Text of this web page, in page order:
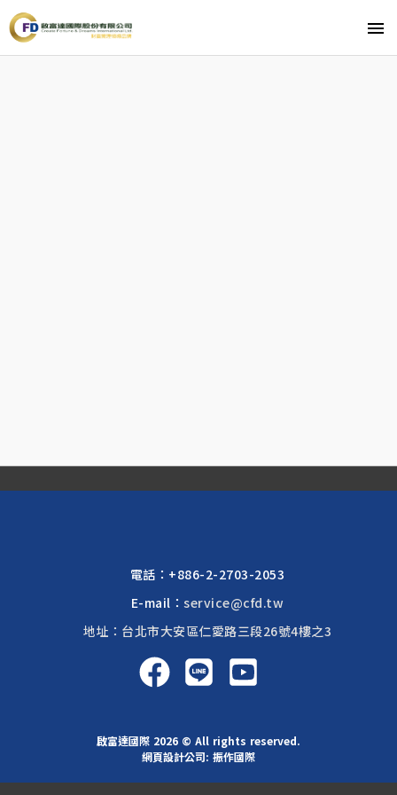
電話： +886-2-2703-2053
E-mail：service@cfd.tw
地址：台北市大安區仁愛路三段26號4樓之3
啟富達國際 2026 © All rights reserved.
網頁設計公司: 振作國際